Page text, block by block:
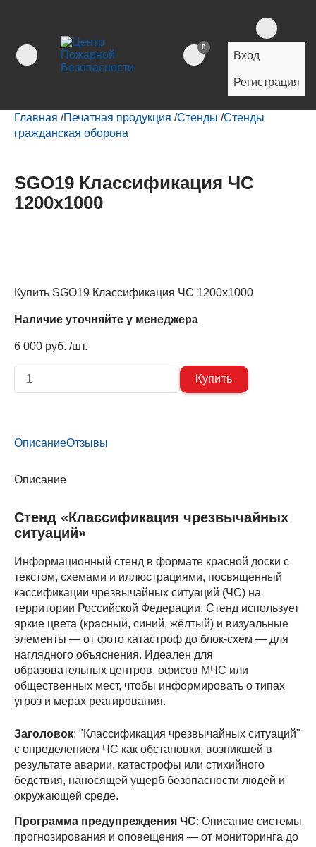
0
Вход
Регистрация
Главная /Печатная продукция /Стенды /Стенды
гражданская оборона
SGO19 Классификация ЧС
1200х1000
Купить SGO19 Классификация ЧС 1200х1000
Наличие уточняйте у менеджера
6 000 руб. /шт.
ОписаниеОтзывы
Описание
Стенд «Классификация чрезвычайных
ситуаций»
Информационный стенд в формате красной доски с
текстом, схемами и иллюстрациями, посвященный
кассификации чрезвычайных ситуаций (ЧС) на
территории Российской Федерации. Стенд использует
яркие цвета (красный, синий, жёлтый) и визуальные
элементы — от фото катастроф до блок-схем — для
наглядного объяснения. Идеален для
образовательных центров, офисов МЧС или
общественных мест, чтобы информировать о типах
угроз и мерах реагирования.
Заголовок: "Классификация чрезвычайных ситуаций"
с определением ЧС как обстановки, возникшей в
результате аварии, катастрофы или стихийного
бедствия, наносящей ущерб безопасности людей и
окружающей среде.
Программа предупреждения ЧС: Описание системы
прогнозирования и оповещения — от мониторинга до